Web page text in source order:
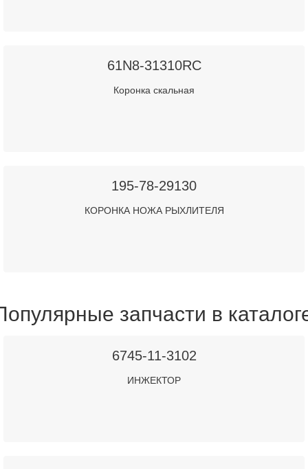
61N8-31310RC
Коронка скальная
195-78-29130
КОРОНКА НОЖА РЫХЛИТЕЛЯ
запчасти в
6745-11-3102
ИНЖЕКТОР